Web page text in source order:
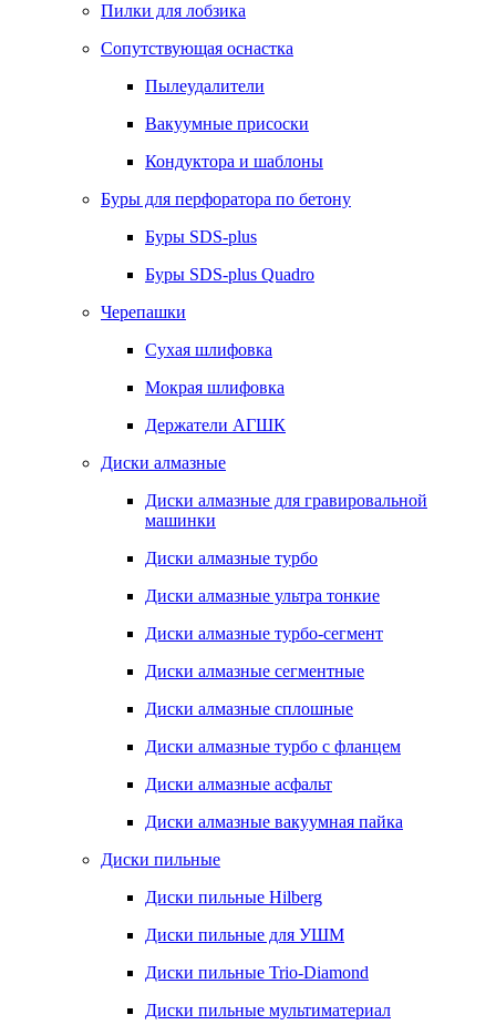
Пилки для лобзика
Сопутствующая оснастка
Пылеудалители
Вакуумные присоски
Кондуктора и шаблоны
Буры для перфоратора по бетону
Буры SDS-plus
Буры SDS-plus Quadro
Черепашки
Сухая шлифовка
Мокрая шлифовка
Держатели АГШК
Диски алмазные
Диски алмазные для гравировальной
машинки
Диски алмазные турбо
Диски алмазные ультра тонкие
Диски алмазные турбо-сегмент
Диски алмазные сегментные
Диски алмазные сплошные
Диски алмазные турбо с фланцем
Диски алмазные асфальт
Диски алмазные вакуумная пайка
Диски пильные
Диски пильные Hilberg
Диски пильные для УШМ
Диски пильные Trio-Diamond
Диски пильные мультиматериал